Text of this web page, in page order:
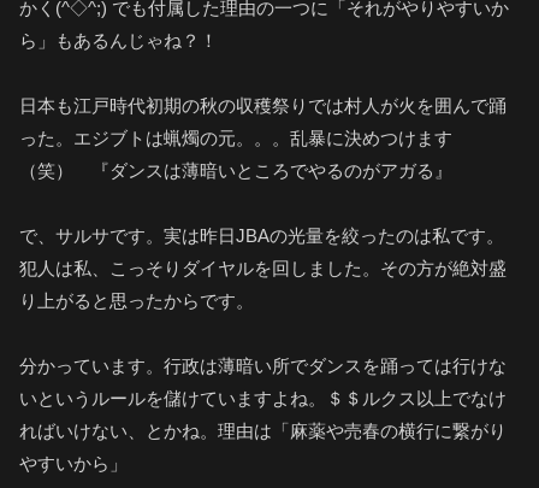
かく(^◇^;) でも付属した理由の一つに「それがやりやすいか
ら」もあるんじゃね？！
日本も江戸時代初期の秋の収穫祭りでは村人が火を囲んで踊
った。エジブトは蝋燭の元。。。乱暴に決めつけます
（笑） 『ダンスは薄暗いところでやるのがアガる』
で、サルサです。実は昨日JBAの光量を絞ったのは私です。
犯人は私、こっそりダイヤルを回しました。その方が絶対盛
り上がると思ったからです。
分かっています。行政は薄暗い所でダンスを踊っては行けな
いというルールを儲けていますよね。＄＄ルクス以上でなけ
ればいけない、とかね。理由は「麻薬や売春の横行に繋がり
やすいから」